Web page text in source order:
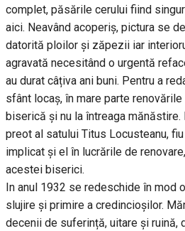
complet, păsările cerului fiind
aici. Neavând acoperiș, pictura se
datorită ploilor și zăpezii iar
agravată necesitând o urgentă
au durat câțiva ani buni. Pentru a
sfânt locaș, în mare parte
biserică și nu la întreaga mănăstire.
preot al satului Titus Locusteanu,
implicat și el în lucrările de
acestei biserici.
In anul 1932 se redeschide în mod
slujire și primire a credincioșilor.
decenii de suferință, uitare și ruină,